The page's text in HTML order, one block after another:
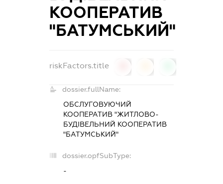
КООПЕРАТИВ
"БАТУМСЬКИЙ"
riskFactors.title
dossier.fullName:
ОБСЛУГОВУЮЧИЙ
КООПЕРАТИВ "ЖИТЛОВО-
БУДІВЕЛЬНИЙ КООПЕРАТИВ
"БАТУМСЬКИЙ"
dossier.opfSubType:
-